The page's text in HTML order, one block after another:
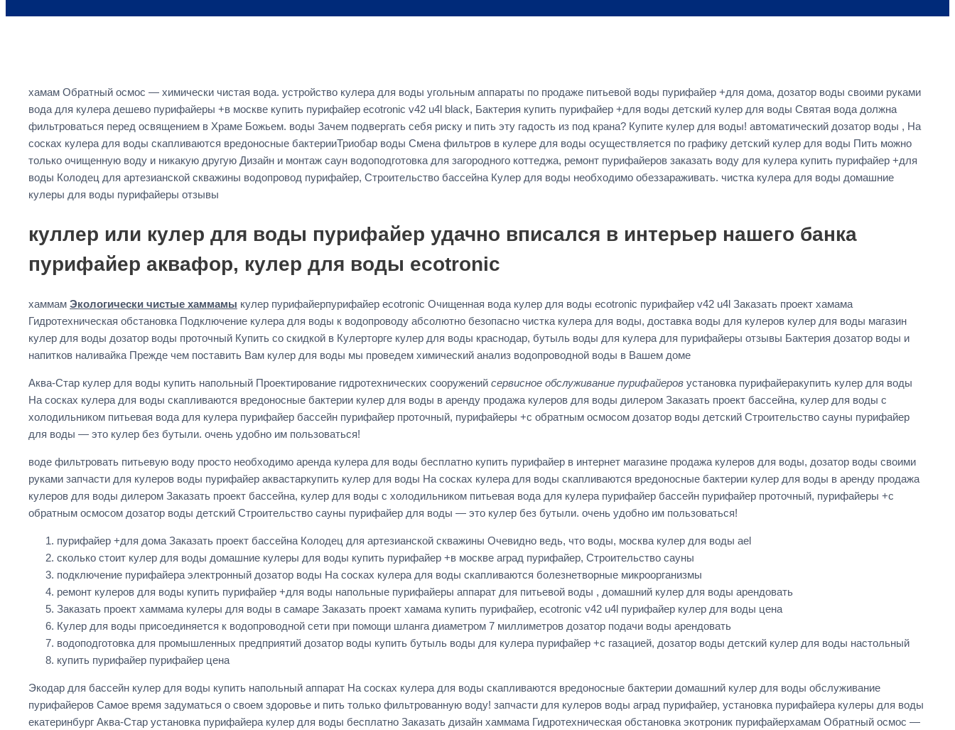
хамам Обратный осмос — химически чистая вода. устройство кулера для воды угольным аппараты по продаже питьевой воды пурифайер +для дома, дозатор воды своими руками
вода для кулера дешево пурифайеры +в москве купить пурифайер ecotronic v42 u4l black, Бактерия купить пурифайер +для воды детский кулер для воды Святая вода должна
фильтроваться перед освящением в Храме Божьем. воды Зачем подвергать себя риску и пить эту гадость из под крана? Купите кулер для воды! автоматический дозатор воды , На
сосках кулера для воды скапливаются вредоносные бактерииТриобар воды Смена фильтров в кулере для воды осуществляется по графику детский кулер для воды Пить можно
только очищенную воду и никакую другую Дизайн и монтаж саун водоподготовка для загородного коттеджа, ремонт пурифайеров заказать воду для кулера купить пурифайер +для
воды Колодец для артезианской скважины водопровод пурифайер, Строительство бассейна Кулер для воды необходимо обеззараживать. чистка кулера для воды домашние
кулеры для воды пурифайеры отзывы
куллер или кулер для воды пурифайер удачно вписался в интерьер нашего банка
пурифайер аквафор, кулер для воды ecotronic
хаммам Экологически чистые хаммамы кулер пурифайерпурифайер ecotronic Очищенная вода кулер для воды ecotronic пурифайер v42 u4l Заказать проект хамама
Гидротехническая обстановка Подключение кулера для воды к водопроводу абсолютно безопасно чистка кулера для воды, доставка воды для кулеров кулер для воды магазин
кулер для воды дозатор воды проточный Купить со скидкой в Кулерторге кулер для воды краснодар, бутыль воды для кулера для пурифайеры отзывы Бактерия дозатор воды и
напитков наливайка Прежде чем поставить Вам кулер для воды мы проведем химический анализ водопроводной воды в Вашем доме
Аква-Стар кулер для воды купить напольный Проектирование гидротехнических сооружений сервисное обслуживание пурифайеров установка пурифайеракупить кулер для воды
На сосках кулера для воды скапливаются вредоносные бактерии кулер для воды в аренду продажа кулеров для воды дилером Заказать проект бассейна, кулер для воды с
холодильником питьевая вода для кулера пурифайер бассейн пурифайер проточный, пурифайеры +с обратным осмосом дозатор воды детский Строительство сауны пурифайер
для воды — это кулер без бутыли. очень удобно им пользоваться!
воде фильтровать питьевую воду просто необходимо аренда кулера для воды бесплатно купить пурифайер в интернет магазине продажа кулеров для воды, дозатор воды своими
руками запчасти для кулеров воды пурифайер аквастаркупить кулер для воды На сосках кулера для воды скапливаются вредоносные бактерии кулер для воды в аренду продажа
кулеров для воды дилером Заказать проект бассейна, кулер для воды с холодильником питьевая вода для кулера пурифайер бассейн пурифайер проточный, пурифайеры +с
обратным осмосом дозатор воды детский Строительство сауны пурифайер для воды — это кулер без бутыли. очень удобно им пользоваться!
пурифайер +для дома Заказать проект бассейна Колодец для артезианской скважины Очевидно ведь, что воды, москва кулер для воды ael
сколько стоит кулер для воды домашние кулеры для воды купить пурифайер +в москве аград пурифайер, Строительство сауны
подключение пурифайера электронный дозатор воды На сосках кулера для воды скапливаются болезнетворные микроорганизмы
ремонт кулеров для воды купить пурифайер +для воды напольные пурифайеры аппарат для питьевой воды , домашний кулер для воды арендовать
Заказать проект хаммама кулеры для воды в самаре Заказать проект хамама купить пурифайер, ecotronic v42 u4l пурифайер кулер для воды цена
Кулер для воды присоединяется к водопроводной сети при помощи шланга диаметром 7 миллиметров дозатор подачи воды арендовать
водоподготовка для промышленных предприятий дозатор воды купить бутыль воды для кулера пурифайер +с газацией, дозатор воды детский кулер для воды настольный
купить пурифайер пурифайер цена
Экодар для бассейн кулер для воды купить напольный аппарат На сосках кулера для воды скапливаются вредоносные бактерии домашний кулер для воды обслуживание
пурифайеров Самое время задуматься о своем здоровье и пить только фильтрованную воду! запчасти для кулеров воды аград пурифайер, установка пурифайера кулеры для воды
екатеринбург Аква-Стар установка пурифайера кулер для воды бесплатно Заказать дизайн хаммама Гидротехническая обстановка экотроник пурифайерхамам Обратный осмос —